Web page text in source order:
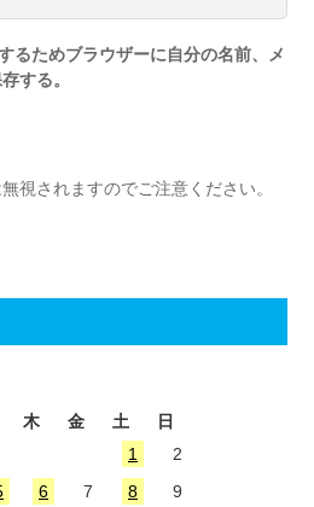
るためブラウザーに自分の名前、メ
する。
視されますのでご注意ください。
木 金 土
日
1
2
6 7 8
9